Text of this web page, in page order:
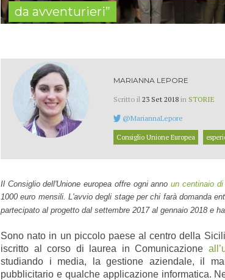
da avventurieri”
MARIANNA LEPORE
Scritto il 23 Set 2018 in STORIE
@MariannaLepore
Consiglio Unione Europea
Il Consiglio dell'Unione europea offre ogni announ centinaio
1000 euro mensili. L'avvio degli stage per chi farà domanda
partecipato al progetto dal settembre 2017 al gennaio 2018 e
Sono nato in un piccolo paese al centro della
iscritto al corso di laurea in Comunicazione
studiando i media, la gestione aziendale, il
pubblicitario e qualche applicazione informatica.